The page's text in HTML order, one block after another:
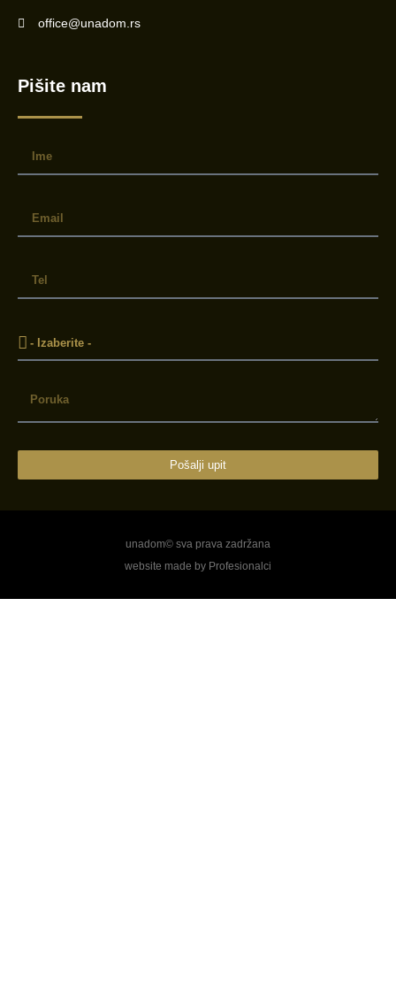
office@unadom.rs
Pišite nam
Pošalji upit
unadom© sva prava zadržana
website made by Profesionalci